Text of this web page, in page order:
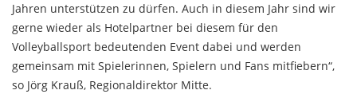
Jahren unterstützen zu dürfen. Auch in diesem Jahr sind wir
gerne wieder als Hotelpartner bei diesem für den
Volleyballsport bedeutenden Event dabei und werden
gemeinsam mit Spielerinnen, Spielern und Fans mitfiebern“,
so Jörg Krauß, Regionaldirektor Mitte.